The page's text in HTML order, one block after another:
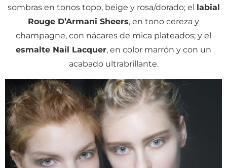
sombras en tonos topo, beige y rosa/dorado; el labial
Rouge D’Armani Sheers, en tono cereza y
champagne, con nácares de mica plateados; y el
esmalte Nail Lacquer, en color marrón y con un
acabado ultrabrillante.